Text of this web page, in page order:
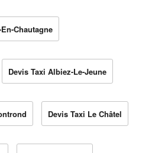
Chautagne
Devis Taxi Albiez-Le-Jeune
Devis Taxi Le Châtel